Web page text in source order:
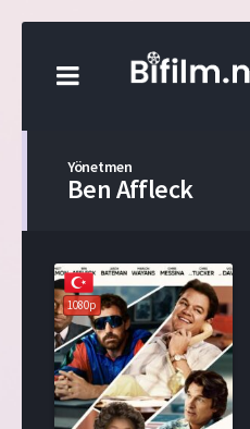
Yönetmen
Ben Affleck
1080p